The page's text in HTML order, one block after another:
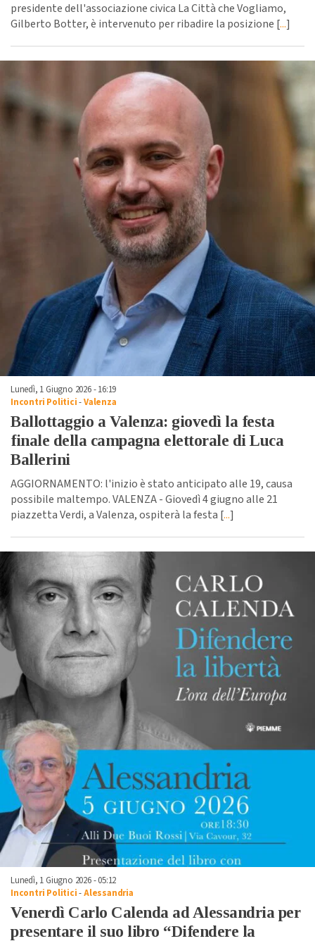
presidente dell'associazione civica La Città che Vogliamo,
Gilberto Botter, è intervenuto per ribadire la posizione [...]
Lunedì, 1 Giugno 2026 - 16:19
Incontri Politici-Valenza
Ballottaggio a Valenza: giovedì la festa
finale della campagna elettorale di Luca
Ballerini
AGGIORNAMENTO: l'inizio è stato anticipato alle 19, causa
possibile maltempo. VALENZA - Giovedì 4 giugno alle 21
piazzetta Verdi, a Valenza, ospiterà la festa [...]
Lunedì, 1 Giugno 2026 - 05:12
Incontri Politici-Alessandria
Venerdì Carlo Calenda ad Alessandria per
presentare il suo libro “Difendere la